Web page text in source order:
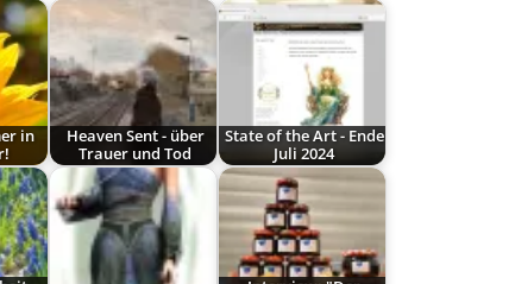
in
Heaven Sent - über
Trauer und Tod
State of the Art - Ende
Juli 2024